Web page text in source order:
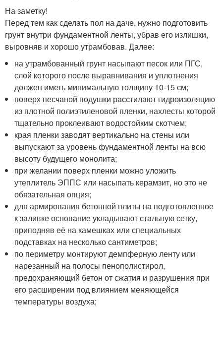
На заметку!
Перед тем как сделать пол на даче, нужно подготовить
грунт внутри фундаментной ленты, убрав его излишки,
выровняв и хорошо утрамбовав. Далее:
на утрамбованный грунт насыпают песок или ПГС,
слой которого после выравнивания и уплотнения
должен иметь минимальную толщину 10-15 см;
поверх песчаной подушки расстилают гидроизоляцию
из плотной полиэтиленовой пленки, нахлесты которой
тщательно проклеивают водостойким скотчем;
края пленки заводят вертикально на стены или
выпускают за уровень фундаментной ленты на всю
высоту будущего монолита;
при желании поверх пленки можно уложить
утеплитель ЭППС или насыпать керамзит, но это не
обязательная опция;
для армирования бетонной плиты на подготовленное
к заливке основание укладывают стальную сетку,
приподняв её на камешках или специальных
подставках на несколько сантиметров;
по периметру монтируют демпферную ленту или
нарезанный на полосы пенополистирол,
предохраняющий бетон от сжатия и разрушения при
его расширении под влиянием меняющейся
температуры воздуха;